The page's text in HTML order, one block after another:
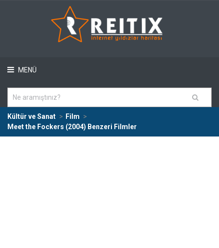
MENÜ
Kültür ve Sanat
Film
Meet the Fockers (2004) Benzeri Filmler